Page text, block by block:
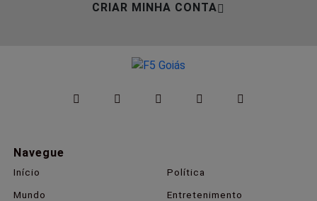
CRIAR MINHA CONTA
Navegue
Início
Política
Mundo
Entretenimento